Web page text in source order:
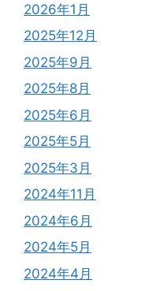
2026年1月
2025年12月
2025年9月
2025年8月
2025年6月
2025年5月
2025年3月
2024年11月
2024年6月
2024年5月
2024年4月